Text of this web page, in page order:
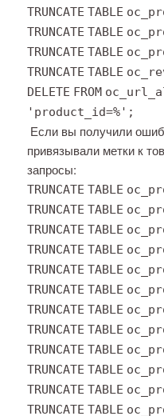
TRUNCATE TABLE
TRUNCATE TABLE
TRUNCATE TABLE
TRUNCATE TABLE
DELETE FROM
'product_id=%' ;
Если вы получили
привязывали метки к
запросы:
TRUNCATE TABLE
TRUNCATE TABLE
TRUNCATE TABLE
TRUNCATE TABLE
TRUNCATE TABLE
TRUNCATE TABLE
TRUNCATE TABLE
TRUNCATE TABLE
TRUNCATE TABLE
TRUNCATE TABLE
TRUNCATE TABLE
TRUNCATE TABLE